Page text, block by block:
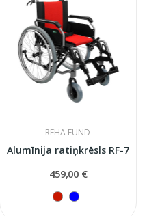
REHA FUND
Alumīnija ratiņkrēsls RF-7
459,00 €